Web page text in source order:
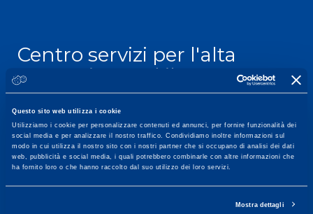
Questo sito web utilizza i cookie
Utilizziamo i cookie per personalizzare contenuti ed annunci, per fornire funzionalità dei
social media e per analizzare il nostro traffico. Condividiamo inoltre informazioni sul
modo in cui utilizza il nostro sito con i nostri partner che si occupano di analisi dei dati
web, pubblicità e social media, i quali potrebbero combinarle con altre informazioni che
ha fornito loro o che hanno raccolto dal suo utilizzo dei loro servizi.
Mostra dettagli
Centro servizi per l'alta
prestazione ed il
wellness.
Maggiori informazioni
Servizi